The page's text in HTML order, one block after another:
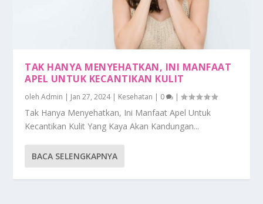
TAK HANYA MENYEHATKAN, INI MANFAAT
APEL UNTUK KECANTIKAN KULIT
olehAdmin | Jan 27, 2024| Kesehatan | 0 |
Tak Hanya Menyehatkan, Ini Manfaat Apel Untuk
Kecantikan Kulit Yang Kaya Akan Kandungan...
BACA SELENGKAPNYA